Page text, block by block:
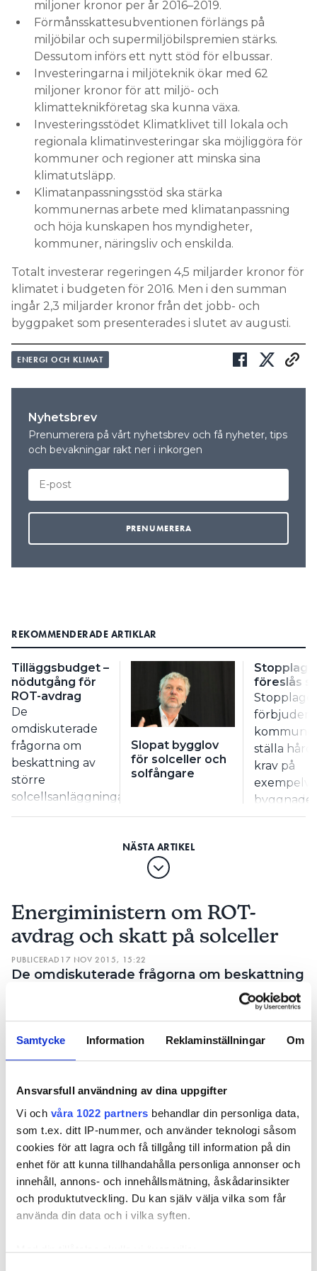
Samtycke Information Reklaminställningar Om
Ansvarsfull användning av dina uppgifter
Vi och våra 1022 partners behandlar din personliga data,
som t.ex. ditt IP-nummer, och använder teknologi såsom
cookies för att lagra och få tillgång till information på din
enhet för att kunna tillhandahålla personliga annonser och
innehåll, annons- och innehållsmätning, åskådarinsikter
och produktutveckling. Du kan själv välja vilka som får
använda din data och i vilka syften.
Med din tillåtelse skulle vi även vilja:
miljoner kronor per år 2016–2019.
Förmånsskattesubventionen förlängs på
miljöbilar och supermiljöbilspremien stärks.
Dessutom införs ett nytt stöd för elbussar.
Investeringarna i miljöteknik ökar med 62
miljoner kronor för att miljö- och
klimatteknikföretag ska kunna växa.
Investeringsstödet Klimatklivet till lokala och
regionala klimatinvesteringar ska möjliggöra för
kommuner och regioner att minska sina
klimatutsläpp.
Klimatanpassningsstöd ska stärka
kommunernas arbete med klimatanpassning
och höja kunskapen hos myndigheter,
kommuner, näringsliv och enskilda.
Totalt investerar regeringen 4,5 miljarder kronor för
klimatet i budgeten för 2016. Men i den summan
ingår 2,3 miljarder kronor från det jobb- och
byggpaket som presenterades i slutet av augusti.
ENERGI OCH KLIMAT
Nyhetsbrev
Prenumerera på vårt nyhetsbrev och få nyheter, tips
och bevakningar rakt ner i inkorgen
REKOMMENDERADE ARTIKLAR
Tilläggsbudget –
nödutgång för
ROT-avdrag
De
omdiskuterade
frågorna om
beskattning av
större
solcellsanläggningar
och om sänkning
ställning till i
december.
Förslagen på att
lyfta ur ROT-
inte
energiministern
göra
för att möta
plötsliga
händelser, säger
energiminister
Ibrahim Baylan
(S) i en intervju
med VVS-Forum.
Slopat bygglov
för solceller och
solfångare
föreslås
förbjuder
ställa
krav på
exempelvis
går till
Karolina
Energiministern om ROT-
avdrag och skatt på solceller
PUBLICERAD 17 NOV 2015, 15:22
De omdiskuterade frågorna om beskattning
av större solcellsanläggningar och om
sänkning av ROT-avdraget finns med i
regeringens budget, som riksdagen ska ta
ställning till i december. Förslagen på att
lyfta ur ROT-avdraget ur budgeten, tror inte
– Men en regering kan göra
tilläggsbudgetar för att möta plötsliga
händelser, säger energiminister Ibrahim
Baylan (S) i en intervju med VVS-Forum.
TEXT
EVA-MARIA FASTH
Eva-maria.fasth@vvsforum.se
Går det att lyfta ut delar ur budgeten, exempelvis